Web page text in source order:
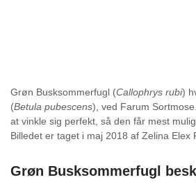
Grøn Busksommerfugl (Callophrys rubi)
(Betula pubescens), ved Farum
at vinkle sig perfekt, så den får mest
Billedet er taget i maj 2018 af Zelina Elex
Grøn Busksommerfugl